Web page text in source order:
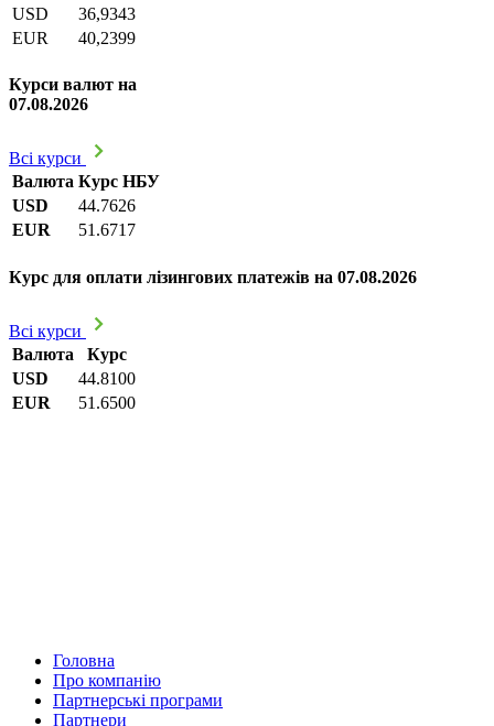
USD
36,9343
EUR
40,2399
Курси валют на
07.08.2026
Всі курси
Валюта Курс НБУ
USD
44.7626
EUR
51.6717
Курс для оплати лізингових платежів на 07.08.2026
Всі курси
Валюта
Курс
USD
44.8100
EUR
51.6500
Головна
Про компанію
Партнерські програми
Партнери